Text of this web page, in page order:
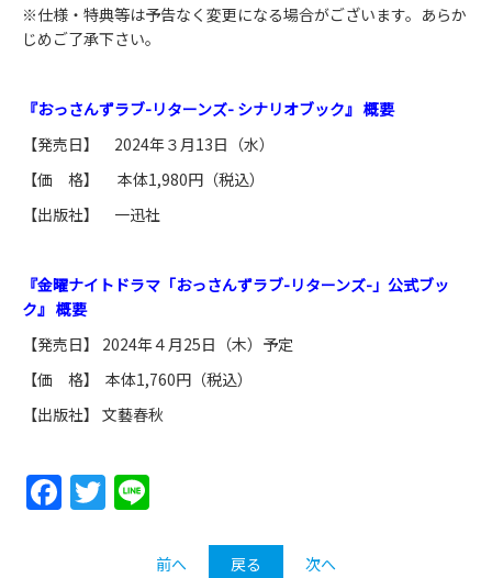
※仕様・特典等は予告なく変更になる場合がございます。あらか
じめご了承下さい。
『おっさんずラブ-リターンズ- シナリオブック』 概要
【発売日】 2024年３月13日（水）
【価 格】 本体1,980円（税込）
【出版社】 一迅社
『金曜ナイトドラマ「おっさんずラブ-リターンズ-」公式ブッ
ク』 概要
【発売日】 2024年４月25日（木）予定
【価 格】 本体1,760円（税込）
【出版社】 文藝春秋
Facebook
Twitter
前へ 戻る 次へ